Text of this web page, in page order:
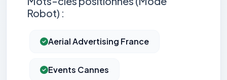
Robot) :
Aerial Advertising France
Events Cannes